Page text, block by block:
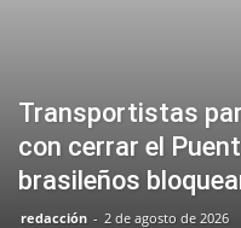
Transportistas
con cerrar el
brasileños
redacción - 2 de agosto de 2026